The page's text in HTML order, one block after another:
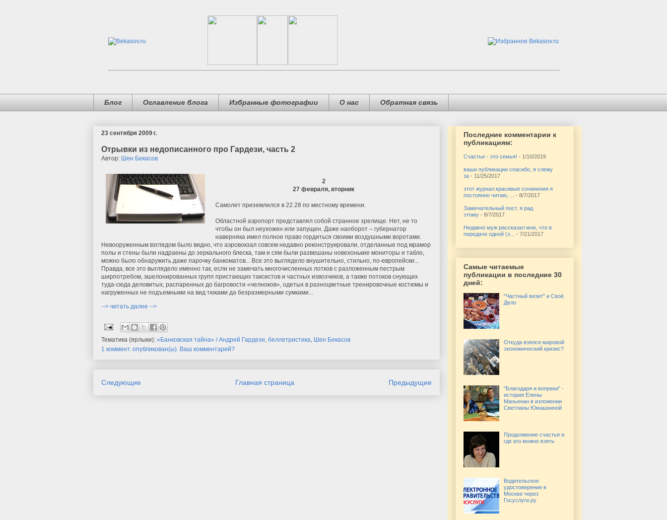
Блог Оглавление блога Избранные фотографии О нас Обратная связь
23 сентября 2009 г.
Отрывки из недописанного про Гардези, часть 2
Автор: Шен Бекасов
2
27 февраля, вторник
Самолет приземлился в 22.28 по местному времени.
Областной аэропорт представлял собой странное зрелище. Нет, не то
чтобы он был неухожен или запущен. Даже наоборот – губернатор
наверняка имел полное право гордиться своими воздушными воротами.
Невооруженным взглядом было видно, что аэровокзал совсем недавно реконструировали, отделанные под мрамор
полы и стены были надраены до зеркального блеска, там и сям были развешаны новехонькие мониторы и табло,
можно было обнаружить даже парочку банкоматов... Все это выглядело внушительно, стильно, по-европейски...
Правда, все это выглядело именно так, если не замечать многочисленных лотков с разложенным пестрым
ширпотребом, эшелонированных групп пристающих таксистов и частных извозчиков, а также потоков снующих
туда-сюда деловитых, распаренных до багровости «челноков», одетых в разноцветные тренировочные костюмы и
нагруженных не подъемными на вид тюками да безразмерными сумками...
--> читать далее -->
Тематика (ярлыки): «Банковская тайна» / Андрей Гардези беллетристика Шен Бекасов
1 коммент. опубликован(ы). Ваш комментарий?
Следующие Предыдущие
Главная страница
Последние комментарии к
публикациям:
Счастье - это семья! - 1/10/2019
ваши публикации спасибо, я слежу
за - 11/25/2017
этот журнал красивые сочинения я
постоянно читаю, ...
- 8/7/2017
Замечательный пост. я рад
этому - 8/7/2017
Недавно муж рассказал мне, что в
передаче одной (э...
- 7/21/2017
Самые читаемые
публикации в последние 30
дней:
"Частный визит" и Своё
Дело
Откуда взялся мировой
экономический кризис?
"Благодаря и вопреки" -
история Елены
Маньенан в изложении
Светланы Юмашкиной
Продолжение счастья и
где его можно взять
Водительское
удостоверение в
Москве через
Госуслуги.ру